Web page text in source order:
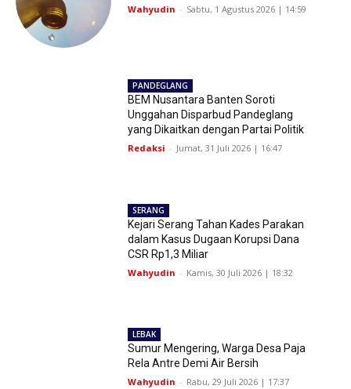
Wahyudin - Sabtu, 1 Agustus 2026 | 14:59
PANDEGLANG
BEM Nusantara Banten Soroti
Unggahan Disparbud Pandeglang
yang Dikaitkan dengan Partai Politik
Redaksi - Jumat, 31 Juli 2026 | 16:47
SERANG
Kejari Serang Tahan Kades Parakan
dalam Kasus Dugaan Korupsi Dana
CSR Rp1,3 Miliar
Wahyudin - Kamis, 30 Juli 2026 | 18:32
LEBAK
Sumur Mengering, Warga Desa Paja
Rela Antre Demi Air Bersih
Wahyudin - Rabu, 29 Juli 2026 | 17:37